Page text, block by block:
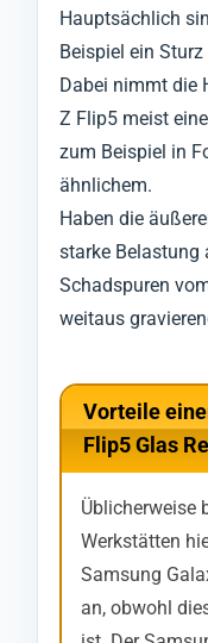
Hauptsächlich
Beispiel ein
Dabei nimmt die
Z Flip5 meist
zum Beispiel in
ähnlichem.
Haben die
starke Belastung
Schadspuren
weitaus
Vorteile
Flip5 Glas
Üblicherweise
Werkstätten
Samsung
an, obwohl